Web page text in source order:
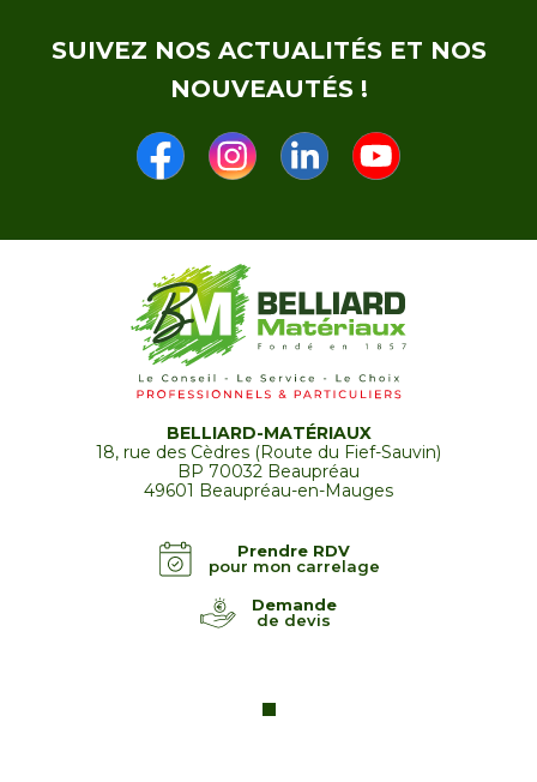
SUIVEZ NOS ACTUALITÉS ET NOS
NOUVEAUTÉS !
BELLIARD-MATÉRIAUX
18, rue des Cèdres (Route du Fief-Sauvin)
BP 70032 Beaupréau
49601 Beaupréau-en-Mauges
Prendre RDV
pour mon carrelage
Demande
de devis